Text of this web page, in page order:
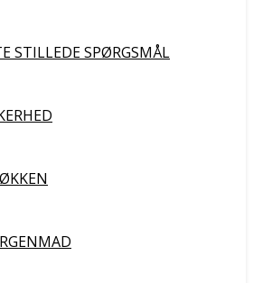
STILLEDE SPØRGSMÅL